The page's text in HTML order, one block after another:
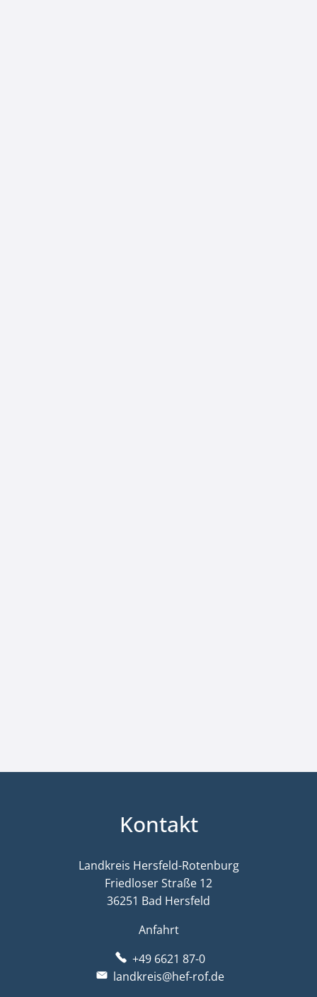
Kontakt
Landkreis Hersfeld-Rotenburg
Friedloser Straße 12
36251 Bad Hersfeld
Anfahrt
+49 6621 87-0
landkreis@hef-rof.de